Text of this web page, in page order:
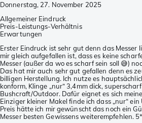
Donnerstag, 27. November 2025
Allgemeiner Eindruck
Preis-Leistungs-Verhältnis
Erwartungen
Erster Eindruck ist sehr gut denn das Messer
mir gleich aufgefallen ist, dass es keine
Messer (außer da wo es scharf sein soll 😅)
Das hat mir auch sehr gut gefallen denn es
billigen Herstellung. Ich nutze es
konform, Klinge „nur“ 3,4mm dick,
Bushcraft/Outdoor. Dafür eignet es sich
Einziger kleiner Makel finde ich dass „nur“
Preis hätte ich mir gewünscht das noch ein
Messer besten Gewissens weiterempfehlen. 5*